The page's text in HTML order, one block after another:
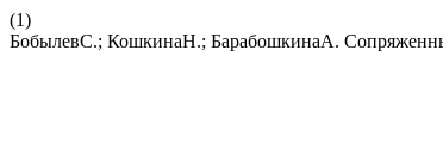
(1)
БобылевС.; КошкинаН.; БарабошкинаА.